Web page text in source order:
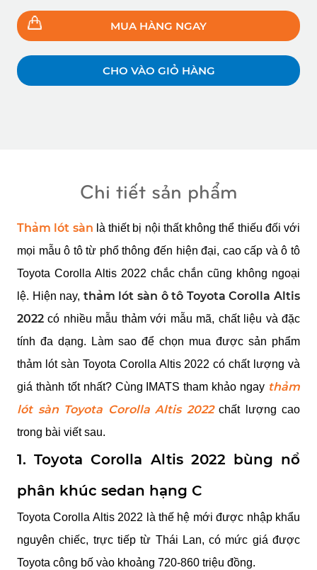
MUA HÀNG NGAY
CHO VÀO GIỎ HÀNG
Chi tiết sản phẩm
Thảm lót sàn là thiết bị nội thất không thể thiếu đối với
mọi mẫu ô tô từ phổ thông đến hiện đại, cao cấp và ô tô
Toyota Corolla Altis 2022 chắc chắn cũng không ngoại
lệ. Hiện nay, thảm lót sàn ô tô Toyota Corolla Altis
2022 có nhiều mẫu thảm với mẫu mã, chất liệu và đặc
tính đa dạng. Làm sao để chọn mua được sản phẩm
thảm lót sàn Toyota Corolla Altis 2022 có chất lượng và
giá thành tốt nhất? Cùng IMATS tham khảo ngay thảm
lót sàn Toyota Corolla Altis 2022 chất lượng cao
trong bài viết sau.
1. Toyota Corolla Altis 2022 bùng nổ
phân khúc sedan hạng C
Toyota Corolla Altis 2022 là thế hệ mới được nhập khẩu
nguyên chiếc, trực tiếp từ Thái Lan, có mức giá được
Toyota công bố vào khoảng 720-860 triệu đồng.